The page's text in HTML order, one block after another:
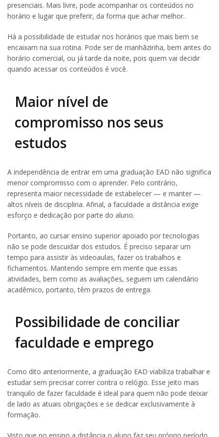
presenciais. Mais livre, pode acompanhar os conteúdos no
horário e lugar que preferir, da forma que achar melhor.
Há a possibilidade de estudar nos horários que mais bem se
encaixam na sua rotina. Pode ser de manhãzinha, bem antes do
horário comercial, ou já tarde da noite, pois quem vai decidir
quando acessar os conteúdos é você.
Maior nível de
compromisso nos seus
estudos
A independência de entrar em uma graduação EAD não significa
menor compromisso com o aprender. Pelo contrário,
representa maior necessidade de estabelecer — e manter —
altos níveis de disciplina. Afinal, a faculdade a distância exige
esforço e dedicação por parte do aluno.
Portanto, ao cursar ensino superior apoiado por tecnologias
não se pode descuidar dos estudos. É preciso separar um
tempo para assistir às videoaulas, fazer os trabalhos e
fichamentos. Mantendo sempre em mente que essas
atividades, bem como as avaliações, seguem um calendário
acadêmico, portanto, têm prazos de entrega.
Possibilidade de conciliar
faculdade e emprego
Como dito anteriormente, a graduação EAD viabiliza trabalhar e
estudar sem precisar correr contra o relógio. Esse jeito mais
tranquilo de fazer faculdade é ideal para quem não pode deixar
de lado as atuais obrigações e se dedicar exclusivamente à
formação.